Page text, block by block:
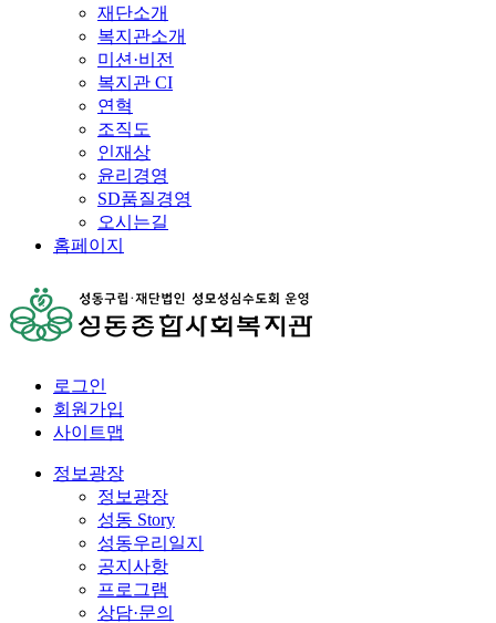
재단소개
복지관소개
미션·비전
복지관 CI
연혁
조직도
인재상
윤리경영
SD품질경영
오시는길
홈페이지
로그인
회원가입
사이트맵
정보광장
정보광장
성동 Story
성동우리일지
공지사항
프로그램
상담·문의